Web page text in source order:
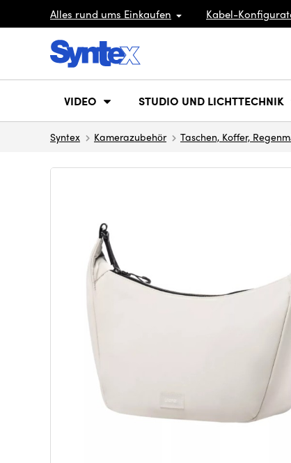
Alles rund ums Einkaufen Kabel-
VIDEO STUDIO UND LICHTTECHNIK
Syntex Kamerazubehör Taschen, Koffer,